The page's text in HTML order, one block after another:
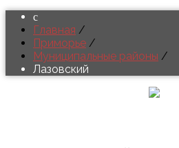
Главная /
Приморье /
Муниципальные районы /
Лазовский